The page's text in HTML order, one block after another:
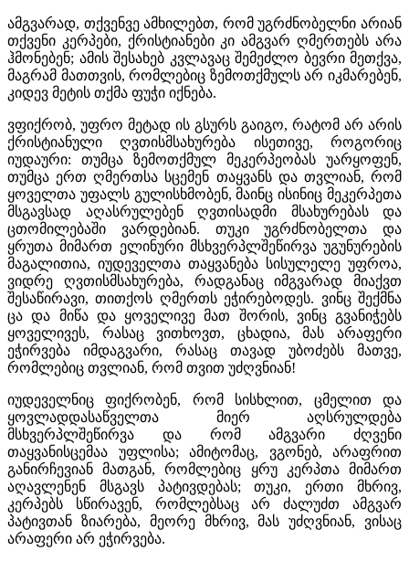
ამგვარად, თქვენვე ამხილებთ, რომ უგრძნობელნი არიან
თქვენი კერპები, ქრისტიანები კი ამგვარ ღმერთებს არა
ჰმონებენ; ამის შესახებ კვლავაც შემეძლო ბევრი მეთქვა,
მაგრამ მათთვის, რომლებიც ზემოთქმულს არ იკმარებენ,
კიდევ მეტის თქმა ფუჭი იქნება.
ვფიქრობ, უფრო მეტად ის გსურს გაიგო, რატომ არ არის
ქრისტიანული ღვთისმსახურება ისეთივე, როგორიც
იუდაური: თუმცა ზემოთქმულ მეკერპეობას უარყოფენ,
თუმცა ერთ ღმერთსა სცემენ თაყვანს და თვლიან, რომ
ყოველთა უფალს გულისხმობენ, მაინც ისინიც მეკერპეთა
მსგავსად აღასრულებენ ღვთისადმი მსახურებას და
ცთომილებაში ვარდებიან. თუკი უგრძნობელთა და
ყრუთა მიმართ ელინური მსხვერპლშეწირვა უგუნურების
მაგალითია, იუდეველთა თაყვანება სისულელე უფროა,
ვიდრე ღვთისმსახურება, რადგანაც იმგვარად მიაქვთ
შესაწირავი, თითქოს ღმერთს ეჭირებოდეს. ვინც შექმნა
ცა და მიწა და ყოველივე მათ შორის, ვინც გვანიჭებს
ყოველივეს, რასაც ვითხოვთ, ცხადია, მას არაფერი
ეჭირვება იმდაგვარი, რასაც თავად უბოძებს მათვე,
რომლებიც თვლიან, რომ თვით უძღვნიან!
იუდეველნიც ფიქრობენ, რომ სისხლით, ცმელით და
ყოვლადდასაწველთა მიერ აღსრულდება
მსხვერპლშეწირვა და რომ ამგვარი ძღვენი
თაყვანისცემაა უფლისა; ამიტომაც, ვგონებ, არაფრით
განირჩევიან მათგან, რომლებიც ყრუ კერპთა მიმართ
აღავლენენ მსგავს პატივდებას; თუკი, ერთი მხრივ,
კერპებს სწირავენ, რომლებსაც არ ძალუძთ ამგვარ
პატივთან ზიარება, მეორე მხრივ, მას უძღვნიან, ვისაც
არაფერი არ ეჭირვება.